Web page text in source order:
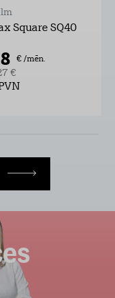
Square SQ40
€ /mēn.
€